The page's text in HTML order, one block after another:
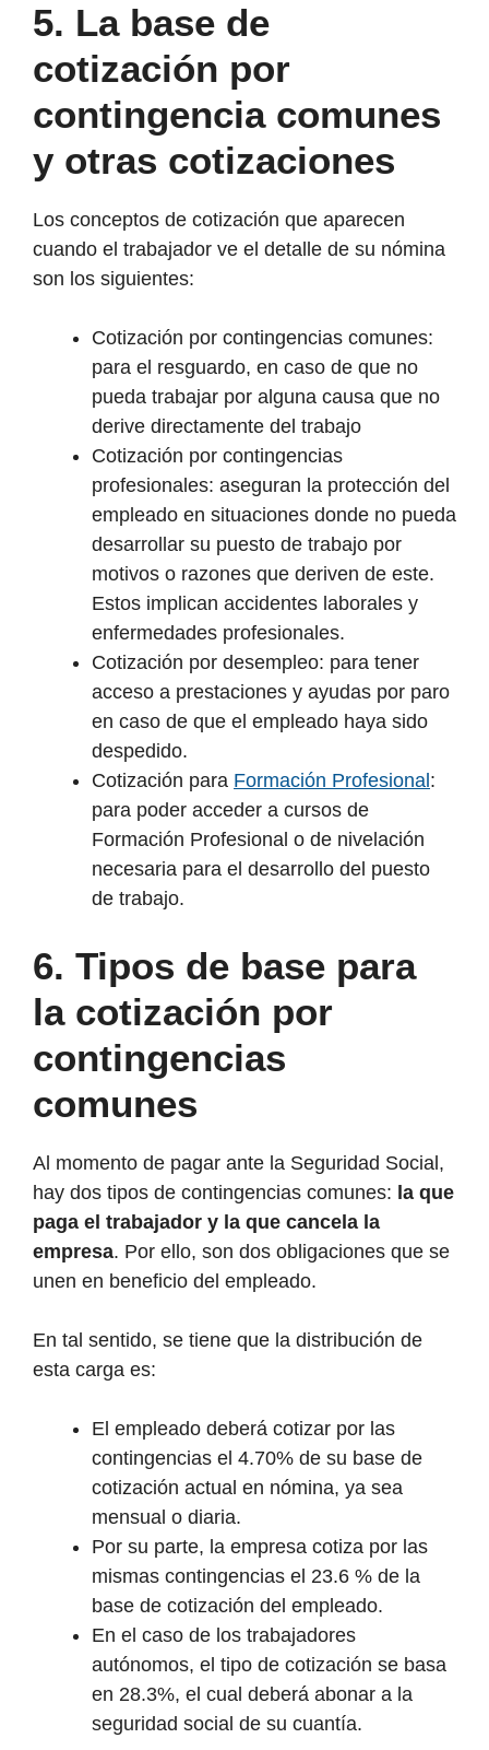
5. La base de
cotización por
contingencia comunes
y otras cotizaciones
Los conceptos de cotización que aparecen
cuando el trabajador ve el detalle de su nómina
son los siguientes:
Cotización por contingencias comunes:
para el resguardo, en caso de que no
pueda trabajar por alguna causa que no
derive directamente del trabajo
Cotización por contingencias
profesionales: aseguran la protección del
empleado en situaciones donde no pueda
desarrollar su puesto de trabajo por
motivos o razones que deriven de este.
Estos implican accidentes laborales y
enfermedades profesionales.
Cotización por desempleo: para tener
acceso a prestaciones y ayudas por paro
en caso de que el empleado haya sido
despedido.
Cotización para Formación Profesional :
para poder acceder a cursos de
Formación Profesional o de nivelación
necesaria para el desarrollo del puesto
de trabajo.
6. Tipos de base para
la cotización por
contingencias
comunes
Al momento de pagar ante la Seguridad Social,
hay dos tipos de contingencias comunes: la que
paga el trabajador y la que cancela la
empresa. Por ello, son dos obligaciones que se
unen en beneficio del empleado.
En tal sentido, se tiene que la distribución de
esta carga es:
El empleado deberá cotizar por las
contingencias el 4.70% de su base de
cotización actual en nómina, ya sea
mensual o diaria.
Por su parte, la empresa cotiza por las
mismas contingencias el 23.6 % de la
base de cotización del empleado.
En el caso de los trabajadores
autónomos, el tipo de cotización se basa
en 28.3%, el cual deberá abonar a la
seguridad social de su cuantía.